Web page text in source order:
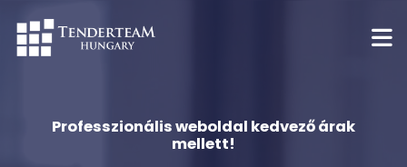
content
Professzionális weboldal kedvező árak
mellett!